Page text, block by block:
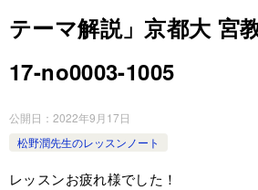
テーマ解説」京都大 宮
17-­no0003-­1005
公開日： 2022年9月17日
松野潤先生のレッスンノート
レッスンお疲れ様でした！